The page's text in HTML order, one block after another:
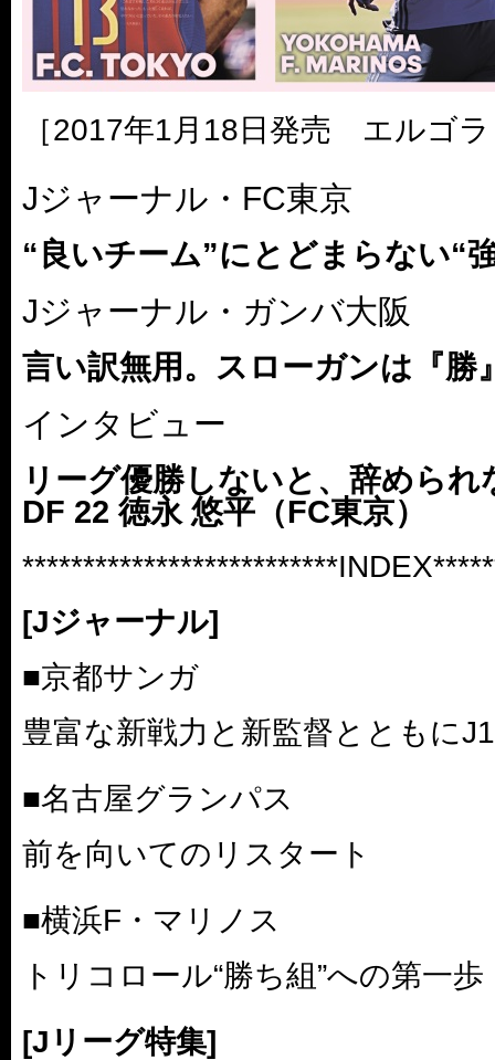
［2017年1月18日発売 エルゴ
Jジャーナル・FC東京
“良いチーム”にとどまらない“
Jジャーナル・ガンバ大阪
言い訳無用。スローガンは『勝
インタビュー
リーグ優勝しないと、辞められ
DF 22 徳永 悠平（FC東京）
[Jジャーナル]
■京都サンガ
豊富な新戦力と新監督とともに
■名古屋グランパス
前を向いてのリスタート
■横浜F・マリノス
トリコロール“勝ち組”への第一歩
[Jリーグ特集]